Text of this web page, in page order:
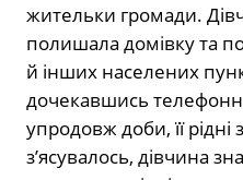
жительки громади.
полишала домівку та
й інших населених
дочекавшись
упродовж доби, її рідні
з’ясувалось, дівчина